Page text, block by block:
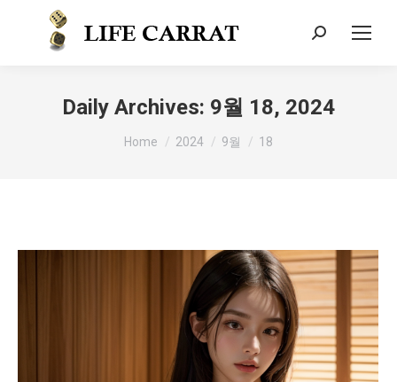
Daily Archives: 9월 18, 2024
You are here:
Home 2024 9월 18